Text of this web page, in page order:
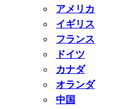
アメリカ
イギリス
フランス
ドイツ
カナダ
オランダ
中国